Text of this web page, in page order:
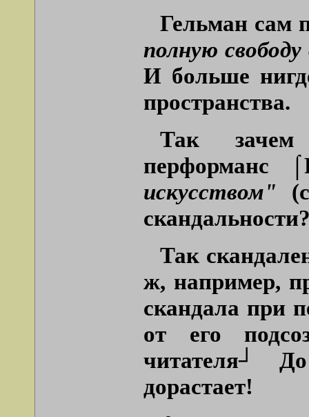
Гельман сам
полную
И больше
пространства.
Так зачем
перформанс ⌠
искусством"
Так
ж, например,
скандала при
от его
читателя┘
дорастает!